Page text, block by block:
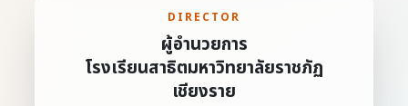
DIRECTOR
ผู้อำนวยการ
โรงเรียนสาธิตมหาวิทยาลัยราชภัฏ
เชียงราย